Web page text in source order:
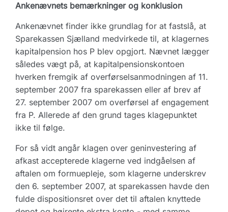
Ankenævnets bemærkninger og konklusion
Ankenævnet finder ikke grundlag for at fastslå, at
Sparekassen Sjælland medvirkede til, at klagernes
kapitalpension hos P blev opgjort. Nævnet lægger
således vægt på, at kapitalpensionskontoen
hverken fremgik af overførselsanmodningen af 11.
september 2007 fra sparekassen eller af brev af
27. september 2007 om overførsel af engagement
fra P. Allerede af den grund tages klagepunktet
ikke til følge.
For så vidt angår klagen over geninvestering af
afkast accepterede klagerne ved indgåelsen af
aftalen om formuepleje, som klagerne underskrev
den 6. september 2007, at sparekassen havde den
fulde dispositionsret over det til aftalen knyttede